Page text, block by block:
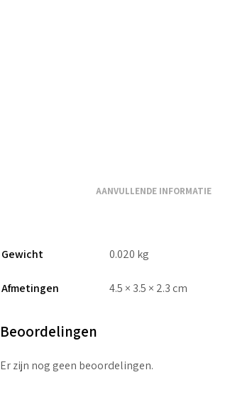
AANVULLENDE INFORMATIE
Gewicht 0.020 kg
Afmetingen 4.5 × 3.5 × 2.3 cm
Beoordelingen
Er zijn nog geen beoordelingen.